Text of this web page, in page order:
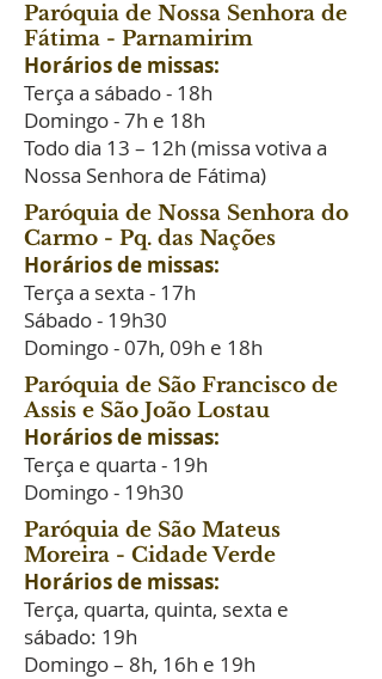
Paróquia de Nossa Senhora de
Fátima - Parnamirim
Horários de missas:
Terça a sábado - 18h
Domingo - 7h e 18h
Todo dia 13 – 12h (missa votiva a
Nossa Senhora de Fátima)
Paróquia de Nossa Senhora do
Carmo - Pq. das Nações
Horários de missas:
Terça a sexta - 17h
Sábado - 19h30
Domingo - 07h, 09h e 18h
Paróquia de São Francisco de
Assis e São João Lostau
Horários de missas:
Terça e quarta - 19h
Domingo - 19h30
Paróquia de São Mateus
Moreira - Cidade Verde
Horários de missas:
Terça, quarta, quinta, sexta e
sábado: 19h
Domingo – 8h, 16h e 19h